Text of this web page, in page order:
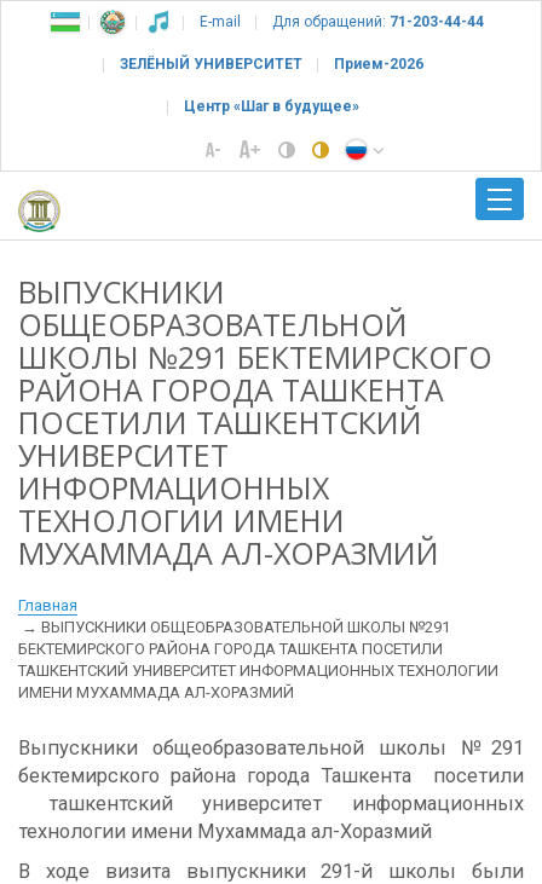
E-mail Для обращений: 71-203-44-44
ЗЕЛЁНЫЙ УНИВЕРСИТЕТ Прием-2026
Центр «Шаг в будущее»
ВЫПУСКНИКИ
ОБЩЕОБРАЗОВАТЕЛЬНОЙ
ШКОЛЫ №291 БЕКТЕМИРСКОГО
РАЙОНА ГОРОДА ТАШКЕНТА
ПОСЕТИЛИ ТАШКЕНТСКИЙ
УНИВЕРСИТЕТ
ИНФОРМАЦИОННЫХ
ТЕХНОЛОГИИ ИМЕНИ
МУХАММАДА АЛ-ХОРАЗМИЙ
Главная
ВЫПУСКНИКИ ОБЩЕОБРАЗОВАТЕЛЬНОЙ ШКОЛЫ №291
БЕКТЕМИРСКОГО РАЙОНА ГОРОДА ТАШКЕНТА ПОСЕТИЛИ
ТАШКЕНТСКИЙ УНИВЕРСИТЕТ ИНФОРМАЦИОННЫХ ТЕХНОЛОГИИ
ИМЕНИ МУХАММАДА АЛ-ХОРАЗМИЙ
Выпускники общеобразовательной школы №291
бектемирского района города Ташкента посетили
ташкентский университет информационных
технологии имени Мухаммада ал-Хоразмий
В ходе визита выпускники 291-й школы были